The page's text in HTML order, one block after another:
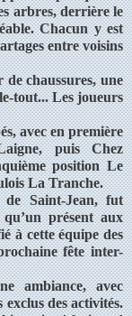
arbres, derrière le
Chacun y est
entre voisins
chaussures, une
tout... Les joueurs
avec en première
puis Chez
position Le
La Tranche.
Saint-Jean, fut
présent aux
à cette équipe des
fête inter-
ambiance, avec
des activités.